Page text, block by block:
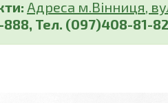
Адреса м.Вінниця,
Тел. (097)408-81-82